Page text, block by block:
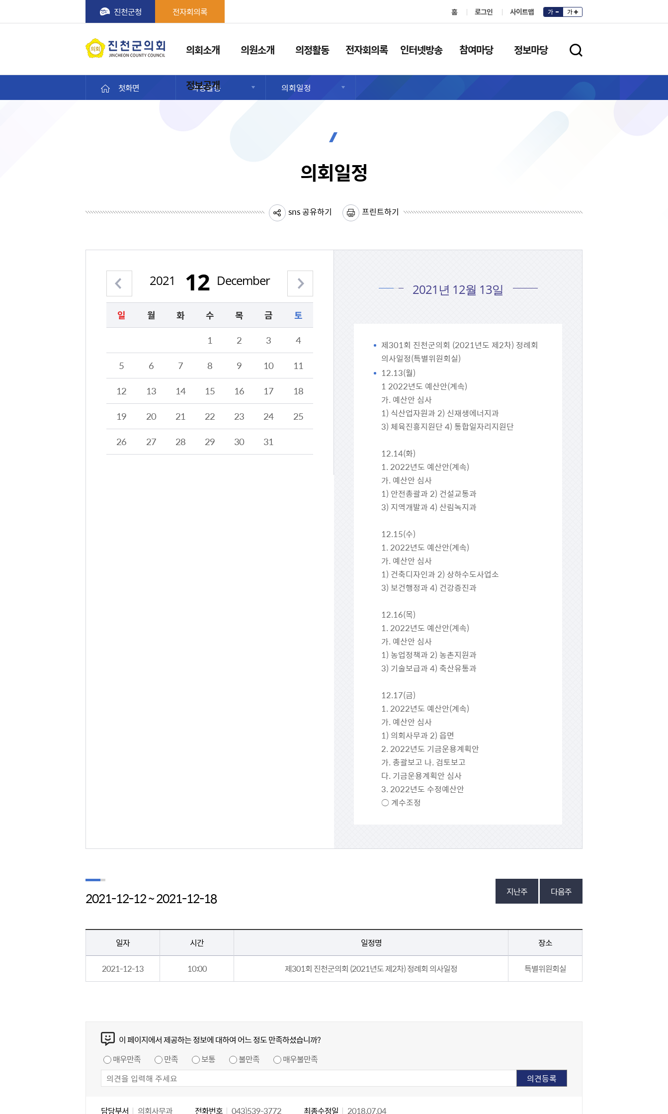
진천군의회
진천군청 전자회의록 홈 로그인 사이트맵 가 가
의회소개 의원소개 의정활동 전자회의록 인터넷방송 참여마당 정보마당
정보공개
검색영역 열기
첫화면 의정활동 의회일정
의회일정
sns 공유하기 프린트하기
2021 12 December
2021년 12월의 달력형태로 해당 날짜를 클릭하시면 해당 날짜의 일정계획을 정보를 제공합니다.
일 월 화 수 목 금
토
1
2 3
4
5
6 7 8 9 10
11
12
13 14 15 16 17
18
19
20 21 22 23 24
25
26
27 28 29 30 31
2021년 12월 13일
제301회 진천군의회 (2021년도 제2차) 정례회
의사일정(특별위원회실)
12.13(월)
1 2022년도 예산안(계속)
가. 예산안 심사
1) 식산업자원과 2) 신재생에너지과
3) 체육진흥지원단 4) 통합일자리지원단
12.14(화)
1. 2022년도 예산안(계속)
가. 예산안 심사
1) 안전총괄과 2) 건설교통과
3) 지역개발과 4) 산림녹지과
12.15(수)
1. 2022년도 예산안(계속)
가. 예산안 심사
1) 건축디자인과 2) 상하수도사업소
3) 보건행정과 4) 건강증진과
12.16(목)
1. 2022년도 예산안(계속)
가. 예산안 심사
1) 농업정책과 2) 농촌지원과
3) 기술보급과 4) 축산유통과
12.17(금)
1. 2022년도 예산안(계속)
가. 예산안 심사
1) 의회사무과 2) 읍면
2. 2022년도 기금운용계획안
가. 총괄보고 나. 검토보고
다. 기금운용계획안 심사
3. 2022년도 수정예산안
○ 계수조정
2021-12-12 ~ 2021-12-18 지난주 다음주
일자 시간 일정명 장소
2021-12-13 10:00 제301회 진천군의회 (2021년도 제2차) 정례회 의사일정 특별위원회실
이 페이지에서 제공하는 정보에 대하여 어느 정도 만족하셨습니까?
매우만족 만족 보통 불만족 매우불만족
담당부서 의회사무과 전화번호 043)539-3772 최종수정일 2018.07.04